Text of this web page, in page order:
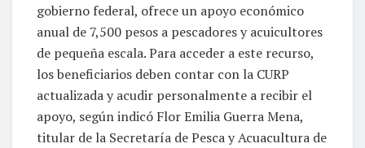
gobierno federal, ofrece un apoyo económico
anual de 7,500 pesos a pescadores y acuicultores
de pequeña escala. Para acceder a este recurso,
los beneficiarios deben contar con la CURP
actualizada y acudir personalmente a recibir el
apoyo, según indicó Flor Emilia Guerra Mena,
titular de la Secretaría de Pesca y Acuacultura de